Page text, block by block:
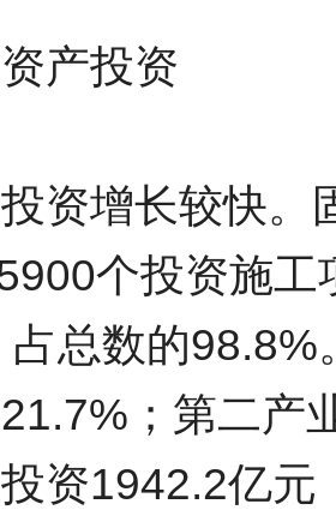
产投资
资增长较快
个投资施
总数的
；第二产
资1942.2亿